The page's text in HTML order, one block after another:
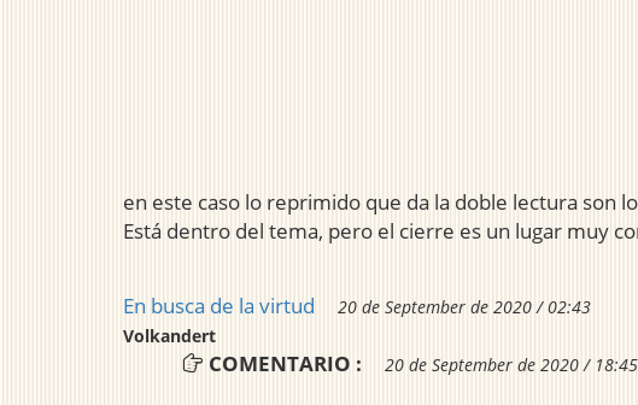
en este caso lo reprimido que da la doble lectura son
Está dentro del tema, pero el cierre es un lugar muy
En busca de la virtud
20 de September de 2020 / 02:43
Volkandert
COMENTARIO : 20 de September de 2020 / 18:45